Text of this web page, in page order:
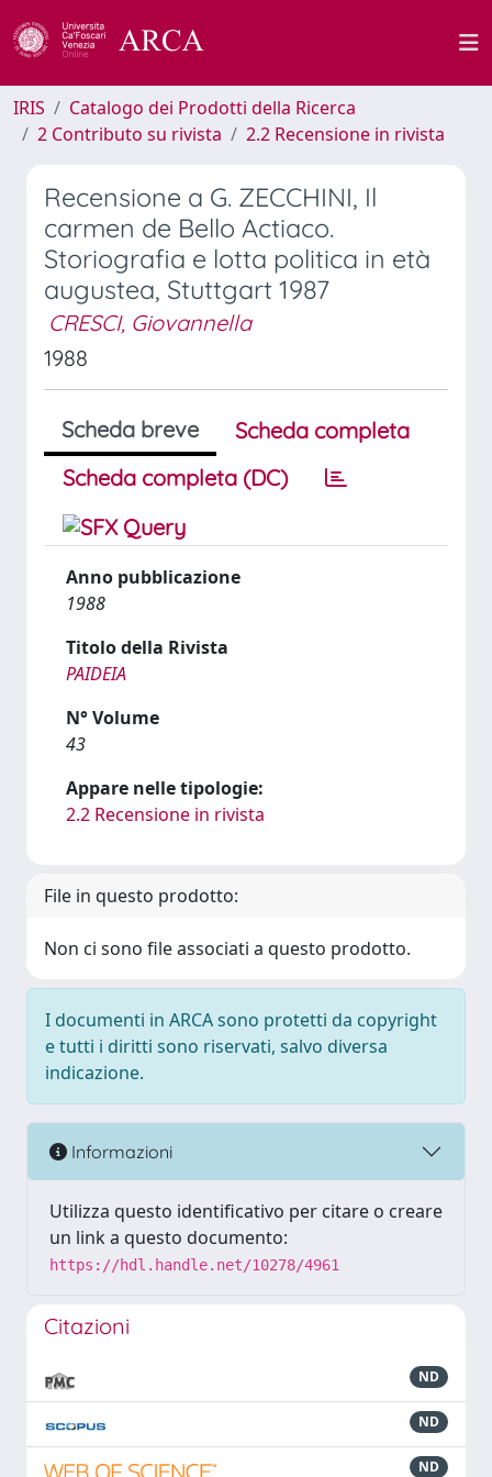
IRIS
Catalogo dei Prodotti della Ricerca
2 Contributo su rivista
2.2 Recensione in rivista
Recensione a G. ZECCHINI, Il
carmen de Bello Actiaco.
Storiografia e lotta politica in età
augustea, Stuttgart 1987
CRESCI, Giovannella
1988
Scheda breve
Scheda completa
Scheda completa (DC)
Anno pubblicazione
1988
Titolo della Rivista
PAIDEIA
N° Volume
43
Appare nelle tipologie:
2.2 Recensione in rivista
File in questo prodotto:
Non ci sono file associati a questo prodotto.
I documenti in ARCA sono protetti da copyright
e tutti i diritti sono riservati, salvo diversa
indicazione.
Informazioni
Utilizza questo identificativo per citare o creare
un link a questo documento:
https://hdl.handle.net/10278/4961
Citazioni
ND
ND
ND